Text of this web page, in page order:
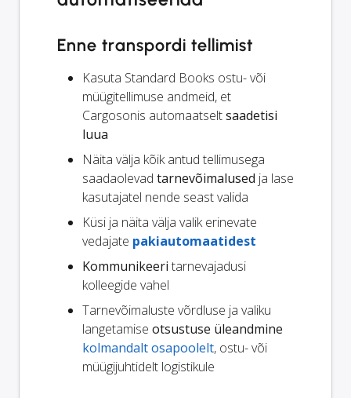
Enne transpordi tellimist
Kasuta Standard Books ostu- või
müügitellimuse andmeid, et
Cargosonis automaatseltsaadetisi
luua
Näita välja kõik antud tellimusega
saadaolevad tarnevõimalused ja lase
kasutajatel nende seast valida
Küsi ja näita välja valik erinevate
vedajate pakiautomaatidest
Kommunikeeri tarnevajadusi
kolleegide vahel
Tarnevõimaluste võrdluse ja valiku
langetamise otsustuse üleandmine
kolmandalt osapoolelt, ostu- või
müügijuhtidelt logistikule